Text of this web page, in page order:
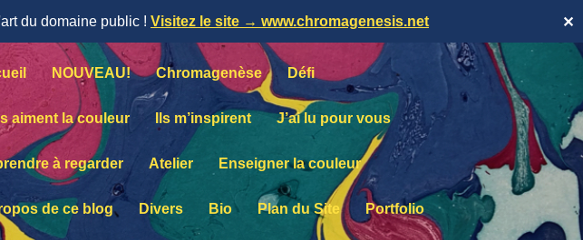
du domaine public ! Visitez le site → www.chromagenesis.net ✕
NOUVEAU! Chromagenèse Défi
aiment la couleur Ils m’inspirent J’ai lu pour vous
à regarder Atelier Enseigner la couleur
de ce blog Divers Bio Plan du Site Portfolio